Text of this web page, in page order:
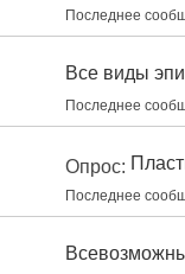
Последнее
Все виды
Последнее
Опрос:
Последнее